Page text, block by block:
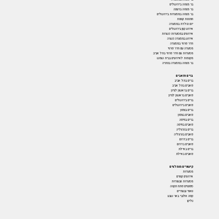
בר מצווה בירושלים
בר מצווה ברעננה
בר מצווה במסעדות בירושלים
חתונות קטנות
יום הולדת במסעדה
אירוע קטן בירושלים
אירועים במסעדות כשרות
אירוע במסעדה כשרה
חדר פרטי במסעדה
מסעדה עם חדר פרטי
מסעדות עם חדר פרטי בתל אביב
מקומות לאירועים בבית שמש
בר מצווה במסעדה בנתניה
ברים ופאבים
ברים בתל אביב
פאבים בתל אביב
ברים בראשון לציון
פאבים בראשון לציון
ברים בירושלים
פאבים בירושלים
ברים בצפון
פאבים בצפון
ברים בחיפה
פאבים בחיפה
ברים בהרצליה
פאבים בהרצליה
ברים בדרום
פאבים בדרום
ברים באילת
פאבים באילת
קישורים מומלצים
מסעדות
אירועים קטנים
מסעדות טבעוניות
ספגטים פתח תקווה
טאטי גבעתיים
קפה אלנבי באר שבע
גליקו